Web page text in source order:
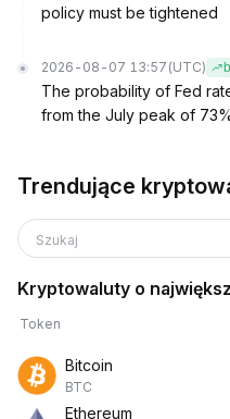
policy must be tightened
2026-08-07 13:57 (UTC)
The probability of Fed
from the July peak of
Trendujące
Szukaj
Kryptowaluty o
Token
Bitcoin
BTC
Ethereum